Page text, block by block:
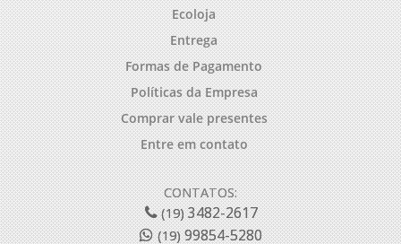
Ecoloja
Entrega
Formas de Pagamento
Políticas da Empresa
Comprar vale presentes
Entre em contato
CONTATOS:
(19)3482-2617
(19)99854-5280